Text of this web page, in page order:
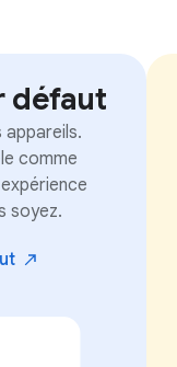
défaut
comme
soyez.